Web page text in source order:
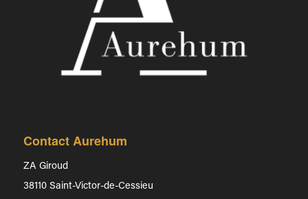
Contact Aurehum
ZA Giroud
38110 Saint-Victor-de-Cessieu